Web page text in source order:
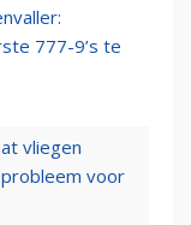
777-9’s te
vliegen
voor